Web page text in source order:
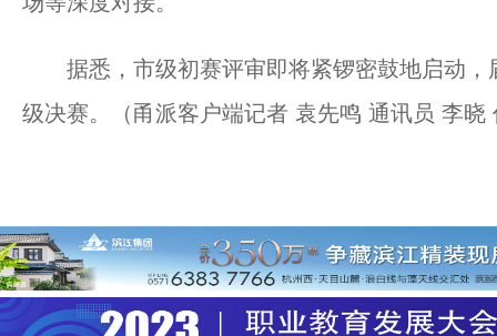
据悉，市级初赛评审即将紧锣密鼓地启动，
级决赛。（甬派客户端记者 袁先鸣 通讯员 李晓